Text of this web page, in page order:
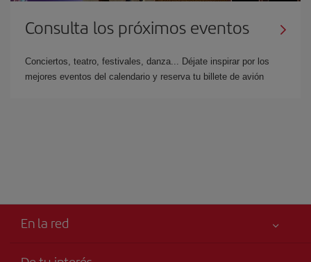
Consulta los próximos eventos
Conciertos, teatro, festivales, danza... Déjate inspirar por los
mejores eventos del calendario y reserva tu billete de avión
En la red